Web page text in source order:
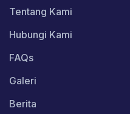
Tentang Kami
Hubungi Kami
FAQs
Galeri
Berita